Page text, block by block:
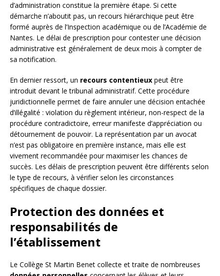
d’administration constitue la première étape. Si cette
démarche n’aboutit pas, un recours hiérarchique peut être
formé auprès de l’Inspection académique ou de l’Académie de
Nantes. Le délai de prescription pour contester une décision
administrative est généralement de deux mois à compter de
sa notification.
En dernier ressort, un recours contentieux peut être
introduit devant le tribunal administratif. Cette procédure
juridictionnelle permet de faire annuler une décision entachée
d’illégalité : violation du règlement intérieur, non-respect de la
procédure contradictoire, erreur manifeste d’appréciation ou
détournement de pouvoir. La représentation par un avocat
n’est pas obligatoire en première instance, mais elle est
vivement recommandée pour maximiser les chances de
succès. Les délais de prescription peuvent être différents selon
le type de recours, à vérifier selon les circonstances
spécifiques de chaque dossier.
Protection des données et
responsabilités de
l’établissement
Le Collège St Martin Benet collecte et traite de nombreuses